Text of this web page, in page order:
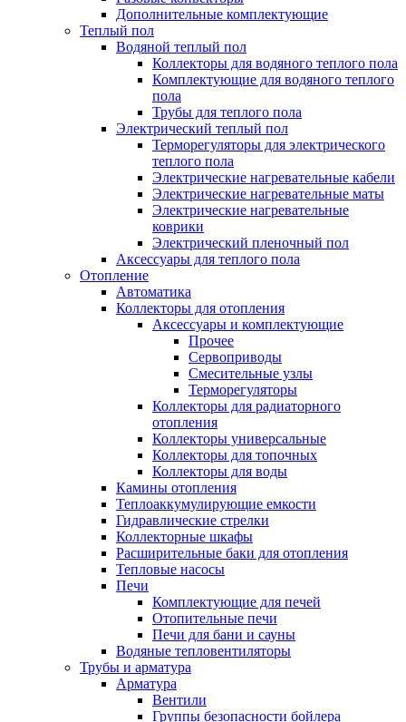
Дополнительные комплектующие
Теплый пол
Водяной теплый пол
Коллекторы для водяного теплого пола
Комплектующие для водяного теплого
пола
Трубы для теплого пола
Электрический теплый пол
Терморегуляторы для электрического
теплого пола
Электрические нагревательные кабели
Электрические нагревательные маты
Электрические нагревательные
коврики
Электрический пленочный пол
Аксессуары для теплого пола
Отопление
Автоматика
Коллекторы для отопления
Аксессуары и комплектующие
Прочее
Сервоприводы
Смесительные узлы
Терморегуляторы
Коллекторы для радиаторного
отопления
Коллекторы универсальные
Коллекторы для топочных
Коллекторы для воды
Камины отопления
Теплоаккумулирующие емкости
Гидравлические стрелки
Коллекторные шкафы
Расширительные баки для отопления
Тепловые насосы
Печи
Комплектующие для печей
Отопительные печи
Печи для бани и сауны
Водяные тепловентиляторы
Трубы и арматура
Арматура
Вентили
Группы безопасности бойлера